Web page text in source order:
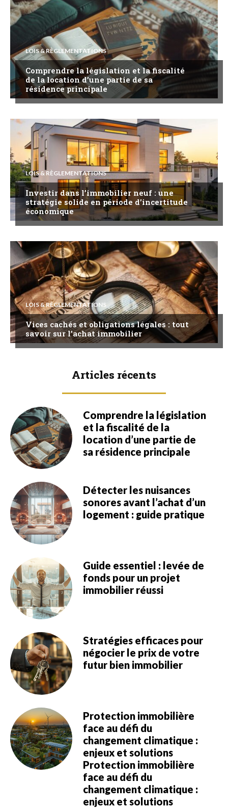
LOIS & RÈGLEMENTATIONS
Comprendre la législation et la fiscalité
de la location d’une partie de sa
résidence principale
LOIS & RÈGLEMENTATIONS
Investir dans l’immobilier neuf : une
stratégie solide en période d’incertitude
économique
LOIS & RÈGLEMENTATIONS
Vices cachés et obligations légales : tout
savoir sur l’achat immobilier
Articles récents
Comprendre la législation
et la fiscalité de la
location d’une partie de
sa résidence principale
Détecter les nuisances
sonores avant l’achat d’un
logement : guide pratique
Guide essentiel : levée de
fonds pour un projet
immobilier réussi
Stratégies efficaces pour
négocier le prix de votre
futur bien immobilier
Protection immobilière
face au défi du
changement climatique :
enjeux et solutions
Protection immobilière
face au défi du
changement climatique :
enjeux et solutions